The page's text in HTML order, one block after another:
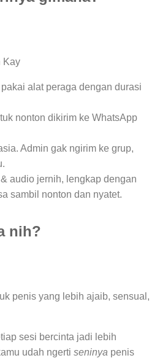
Kay
alat peraga dengan durasi
nonton dikirim ke WhatsApp
Admin gak ngirim ke grup,
audio jernih, lengkap dengan
sambil nonton dan nyatet.
nih?
penis yang lebih ajaib, sensual,
sesi bercinta jadi lebih
udah ngerti seninya penis